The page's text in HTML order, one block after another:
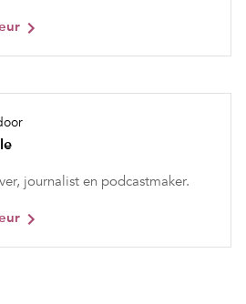
journalist en podcastmaker.